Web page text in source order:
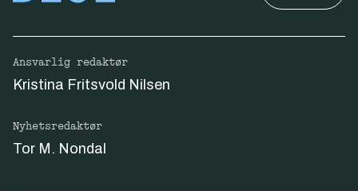
Ansvarlig redaktør
Kristina Fritsvold Nilsen
Nyhetsredaktør
Tor M. Nondal